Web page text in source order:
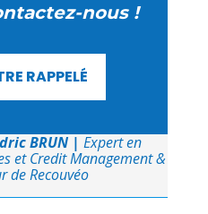
nous !
RAPPELÉ
BRUN | Expert en
et Credit Management &
de Recouvéo